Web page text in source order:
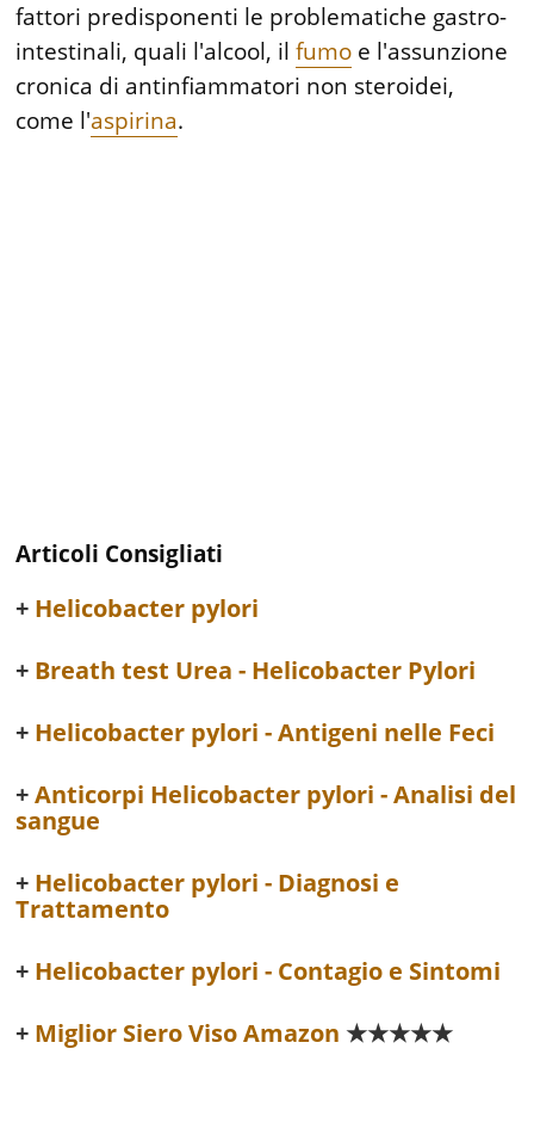
fattori predisponenti le problematiche gastro-
intestinali, quali l'alcool, ilfumo e l'assunzione
cronica di antinfiammatori non steroidei,
come l'aspirina.
Articoli Consigliati
Helicobacter pylori
Breath test Urea - Helicobacter Pylori
Helicobacter pylori - Antigeni nelle Feci
Anticorpi Helicobacter pylori - Analisi del
sangue
Helicobacter pylori - Diagnosi e
Trattamento
Helicobacter pylori - Contagio e Sintomi
Miglior Siero Viso Amazon ★★★★★